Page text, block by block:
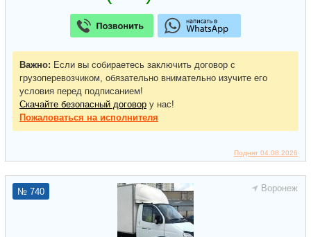
Поднят 04.08.2026
Важно: Если вы собираетесь заключить договор с
грузоперевозчиком, обязательно внимательно изучите его
условия перед подписанием!
Скачайте безопасный договор у нас!
Пожаловаться на исполнителя
Воронеж
№ 740